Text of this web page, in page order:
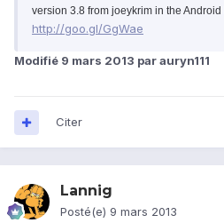
version 3.8 from joeykrim in the Android
http://goo.gl/GgWae
Modifié 9 mars 2013 par auryn111
Citer
Lannig
Posté(e) 9 mars 2013